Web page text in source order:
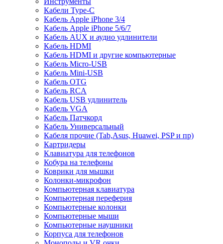
Кабели Type-C
Кабель Apple iPhone 3/4
Кабель Apple iPhone 5/6/7
Кабель AUX и аудио удлинители
Кабель HDMI
Кабель HDMI и другие компьютерные
Кабель Micro-USB
Кабель Mini-USB
Кабель OTG
Кабель RCA
Кабель USB удлинитель
Кабель VGA
Кабель Патчкорд
Кабель Универсальный
Кабеля прочие (Tab,Asus, Huawei, PSP и пр)
Картридеры
Клавиатура для телефонов
Кобура на телефоны
Коврики для мышки
Колонки-микрофон
Компьютерная клавиатура
Компьютерная переферия
Компьютерные колонки
Компьютерные мыши
Компьютерные наушники
Корпуса для телефонов